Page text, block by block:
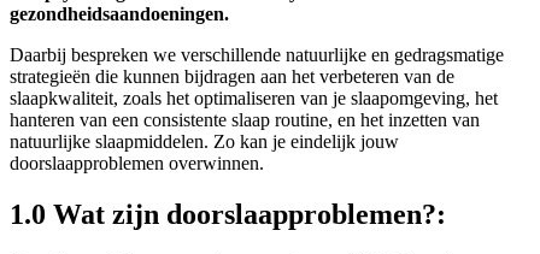
gezondheidsaandoeningen.
Daarbij bespreken we verschillende natuurlijke en gedragsmatige
strategieën die kunnen bijdragen aan het verbeteren van de
slaapkwaliteit, zoals het optimaliseren van je slaapomgeving, het
hanteren van een consistente slaap routine, en het inzetten van
natuurlijke slaapmiddelen. Zo kan je eindelijk jouw
doorslaapproblemen overwinnen.
1.0 Wat zijn doorslaapproblemen?: